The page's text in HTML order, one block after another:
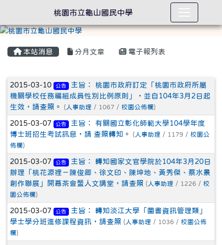
本站消息 分月文章 電子報列表
文章列表
2015-03-10 公告
主旨： 桃園市政府訂定「桃園市政府所屬
機關學校任務編組成員性別比例原則」，並自104年3月2日起
生效，請查照。 ( 人事助理 / 1067 / 校園公佈欄 )
2015-03-07 公告
主旨： 有關國立彰化師範大學104學年度
博士班招生考試訊息，請 查照轉知。 ( 人事助理 / 1179 / 校園公
佈欄 )
2015-03-07 公告
主旨： 轉知國家文官學院於104年3月20日
辦理「桃花源裡－陳俊卿、徐文印、陳坤地、黃秀傑、蔡水景
創作聯展」開幕茶會暨人文講堂，請查照 ( 人事助理 / 1226 / 校
園公佈欄 )
2015-03-07 公告
主旨： 轉知淡江大學「圖書資訊管理類」
學士學分班進修課程資訊，請查照 ( 人事助理 / 1036 / 校園公佈
欄 )
桃園市立龜山國民中學